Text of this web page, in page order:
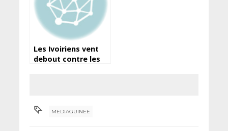
Les Ivoiriens vent
debout contre les
MEDIAGUINEE